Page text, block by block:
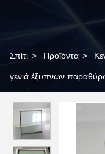
Σπίτι > Προϊόντα >
γενιά έξυπνων